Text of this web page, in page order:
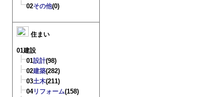
02その他(0)
住まい
01建設
01設計(98)
02建築(282)
03土木(211)
04リフォーム(158)